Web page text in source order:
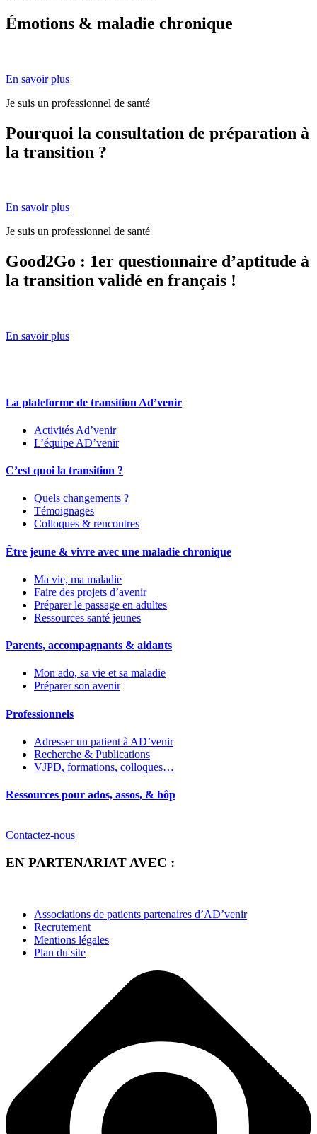
Émotions & maladie chronique
En savoir plus
Je suis un professionnel de santé
Pourquoi la consultation de préparation à
la transition ?
En savoir plus
Je suis un professionnel de santé
Good2Go : 1er questionnaire d’aptitude à
la transition validé en français !
En savoir plus
La plateforme de transition Ad’venir
Activités Ad’venir
L’équipe AD’venir
C’est quoi la transition ?
Quels changements ?
Témoignages
Colloques & rencontres
Être jeune & vivre avec une maladie chronique
Ma vie, ma maladie
Faire des projets d’avenir
Préparer le passage en adultes
Ressources santé jeunes
Parents, accompagnants & aidants
Mon ado, sa vie et sa maladie
Préparer son avenir
Professionnels
Adresser un patient à AD’venir
Recherche & Publications
VJPD, formations, colloques…
Ressources pour ados, assos, & hôp
Contactez-nous
EN PARTENARIAT AVEC :
Associations de patients partenaires d’AD’venir
Recrutement
Mentions légales
Plan du site